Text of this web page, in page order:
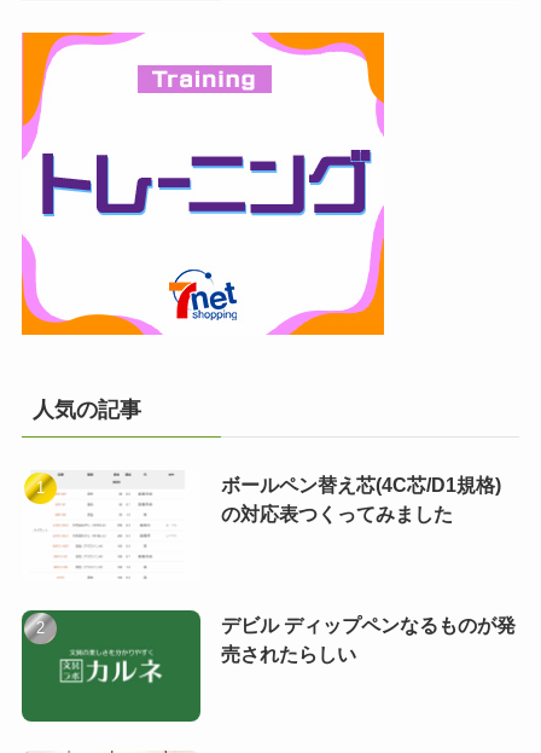
人気の記事
ボールペン替え芯(4C芯/D1規格)
の対応表つくってみました
デビル ディップペンなるものが発
売されたらしい